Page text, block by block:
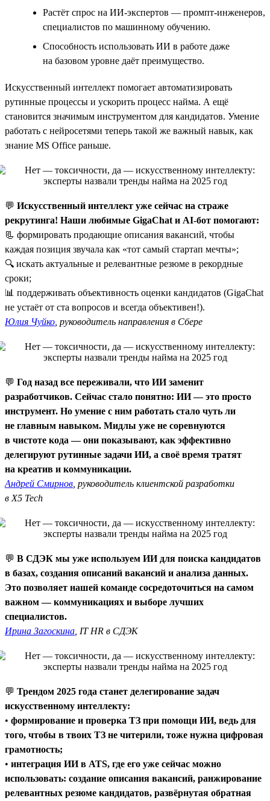
Растёт спрос на ИИ-экспертов — промпт-инженеров,
специалистов по машинному обучению.
Способность использовать ИИ в работе даже
на базовом уровне даёт преимущество.
Искусственный интеллект помогает автоматизировать
рутинные процессы и ускорить процесс найма. А ещё
становится значимым инструментом для кандидатов. Умение
работать с нейросетями теперь такой же важный навык, как
знание MS Office раньше.
💬 Искусственный интеллект уже сейчас на страже
рекрутинга! Наши любимые GigaChat и AI-бот помогают:
📃 формировать продающие описания вакансий, чтобы
каждая позиция звучала как «тот самый стартап мечты»;
🔍 искать актуальные и релевантные резюме в рекордные
сроки;
📊 поддерживать объективность оценки кандидатов (GigaChat
не устаёт от ста вопросов и всегда объективен!).
Юлия Чуйко , руководитель направления в Сбере
💬 Год назад все переживали, что ИИ заменит
разработчиков. Сейчас стало понятно: ИИ — это просто
инструмент. Но умение с ним работать стало чуть ли
не главным навыком. Мидлы уже не соревнуются
в чистоте кода — они показывают, как эффективно
делегируют рутинные задачи ИИ, а своё время тратят
на креатив и коммуникации.
Андрей Смирнов , руководитель клиентской разработки
в X5 Tech
💬 В СДЭК мы уже используем ИИ для поиска кандидатов
в базах, создания описаний вакансий и анализа данных.
Это позволяет нашей команде сосредоточиться на самом
важном — коммуникациях и выборе лучших
специалистов.
Ирина Загоскина , IT HR в СДЭК
💬 Трендом 2025 года станет делегирование задач
искусственному интеллекту:
• формирование и проверка ТЗ при помощи ИИ, ведь для
того, чтобы в твоих ТЗ не читерили, тоже нужна цифровая
грамотность;
• интеграция ИИ в ATS, где его уже сейчас можно
использовать: создание описания вакансий, ранжирование
релевантных резюме кандидатов, развёрнутая обратная